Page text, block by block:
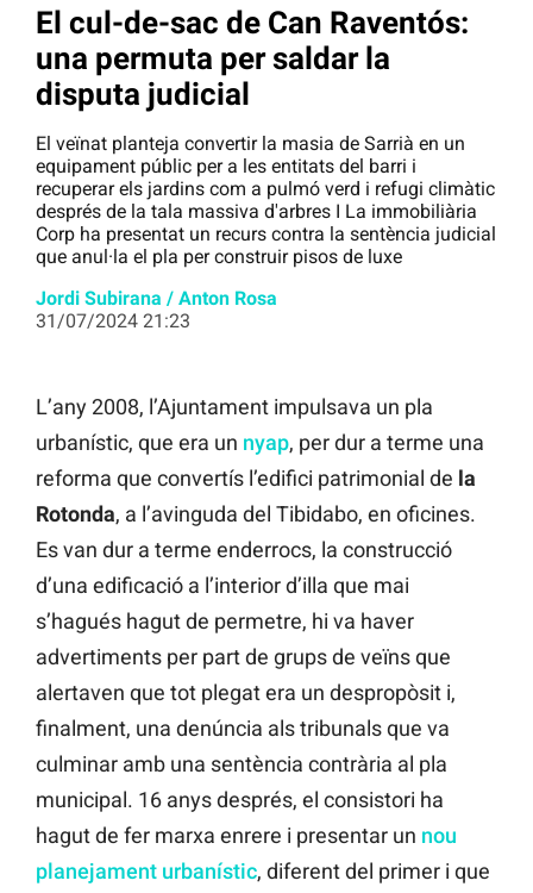
El cul-de-sac de Can Raventós:
una permuta per saldar la
disputa judicial
El veïnat planteja convertir la masia de Sarrià en un
equipament públic per a les entitats del barri i
recuperar els jardins com a pulmó verd i refugi climàtic
després de la tala massiva d'arbres I La immobiliària
Corp ha presentat un recurs contra la sentència judicial
que anul·la el pla per construir pisos de luxe
Jordi Subirana / Anton Rosa
31/07/2024 21:23
L’any 2008, l’Ajuntament impulsava un pla
urbanístic, que era un nyap, per dur a terme una
reforma que convertís l’edifici patrimonial de la
Rotonda, a l’avinguda del Tibidabo, en oficines.
Es van dur a terme enderrocs, la construcció
d’una edificació a l’interior d’illa que mai
s’hagués hagut de permetre, hi va haver
advertiments per part de grups de veïns que
alertaven que tot plegat era un despropòsit i,
finalment, una denúncia als tribunals que va
culminar amb una sentència contrària al pla
municipal. 16 anys després, el consistori ha
hagut de fer marxa enrere i presentar un nou
planejament urbanístic, diferent del primer i que